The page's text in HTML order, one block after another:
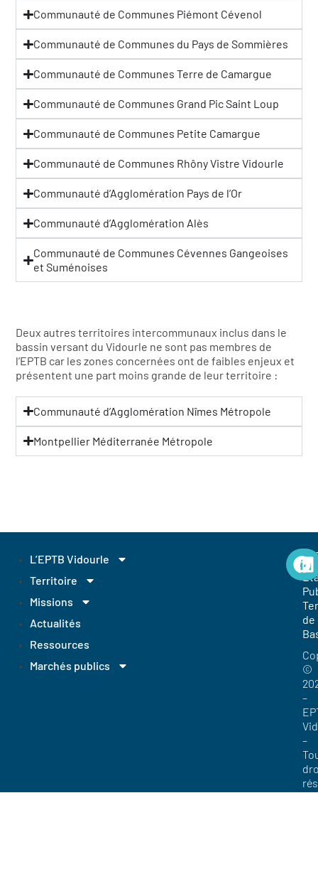
Communauté de Communes Piémont Cévenol
Communauté de Communes du Pays de Sommières
Communauté de Communes Terre de Camargue
Communauté de Communes Grand Pic Saint Loup
Communauté de Communes Petite Camargue
Communauté de Communes Rhôny Vistre Vidourle
Communauté d’Agglomération Pays de l’Or
Communauté d’Agglomération Alès
Communauté de Communes Cévennes Gangeoises
et Suménoises
Deux autres territoires intercommunaux inclus dans le
bassin versant du Vidourle ne sont pas membres de
l’EPTB car les zones concernées ont de faibles enjeux et
présentent une part moins grande de leur territoire :
Communauté d’Agglomération Nîmes Métropole
Montpellier Méditerranée Métropole
L’EPTB Vidourle
Territoire
Missions
Actualités
Ressources
Marchés publics
de
©
–
–